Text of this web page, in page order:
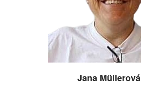
Jana Müllerová